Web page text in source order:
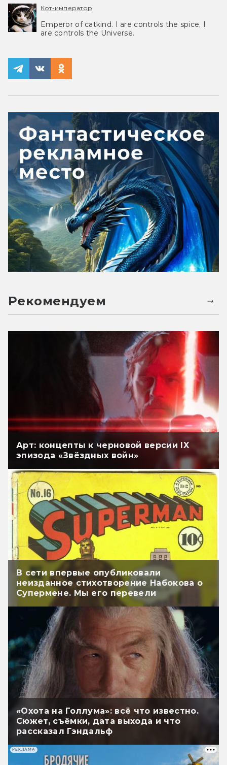
Кот-император
Emperor of catkind. I are controls the spice, I
are controls the Universe.
Рекомендуем
Арт: концепты к черновой версии IX
эпизода «Звёздных войн»
В сети впервые опубликовали
неизданное стихотворение Набокова о
Супермене. Мы его перевели
«Охота на Голлума»: всё что известно.
Сюжет, съёмки, дата выхода и что
рассказал Гэндальф
РЕКЛАМА